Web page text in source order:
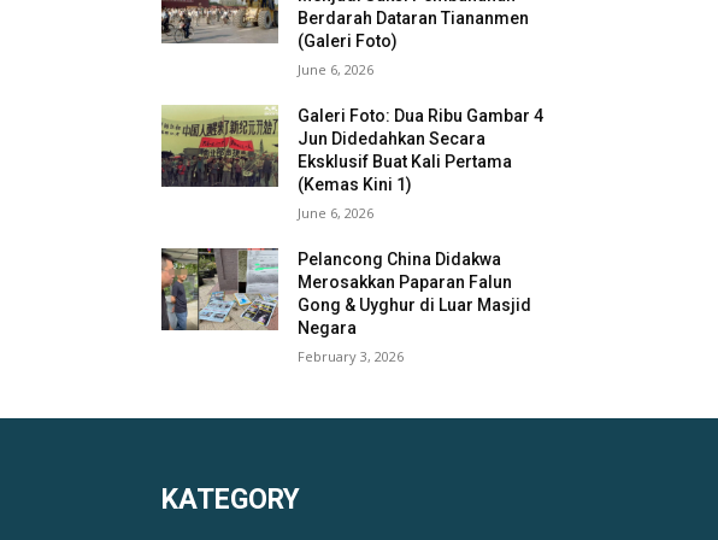
Berdarah Dataran Tiananmen
(Galeri Foto)
June 6, 2026
Galeri Foto: Dua Ribu Gambar 4
Jun Didedahkan Secara
Eksklusif Buat Kali Pertama
(Kemas Kini 1)
June 6, 2026
Pelancong China Didakwa
Merosakkan Paparan Falun
Gong & Uyghur di Luar Masjid
Negara
February 3, 2026
KATEGORY